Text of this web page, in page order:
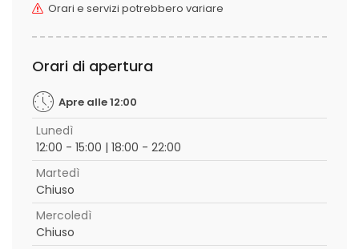
Orari e servizi potrebbero variare
Orari di apertura
Apre alle 12:00
Lunedì
12:00 - 15:00 | 18:00 - 22:00
Martedì
Chiuso
Mercoledì
Chiuso